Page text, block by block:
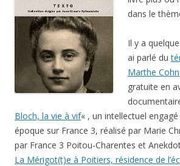
dans le
Il y a
ai parlé du
Marthe Cohn
gratuite en
Bloch, la vie à vif« , un intellectuel
époque sur France 3, réalisé par Marie
par France 3 Poitou-Charentes et
La Mérigot(t)e à Poitiers, résidence de